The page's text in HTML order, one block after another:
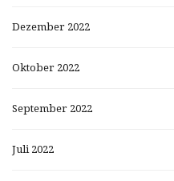
Dezember 2022
Oktober 2022
September 2022
Juli 2022